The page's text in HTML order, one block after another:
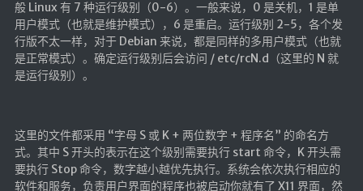
般 Linux 有 7 种运行级别（0-6）。一般来说，0 是关机，1 是单
用户模式（也就是维护模式），6 是重启。运行级别 2-5，各个发
行版不太一样，对于 Debian 来说，都是同样的多用户模式（也就
是正常模式）。确定运行级别后会访问 / etc/rcN.d（这里的 N 就
是运行级别）。
这里的文件都采用 “字母 S 或 K + 两位数字 + 程序名” 的命名方
式。其中 S 开头的表示在这个级别需要执行 start 命令，K 开头需
要执行 Stop 命令，数字越小越优先执行。系统会依次执行相应的
软件和服务，负责用户界面的程序也被启动你就有了 X11 界面，然